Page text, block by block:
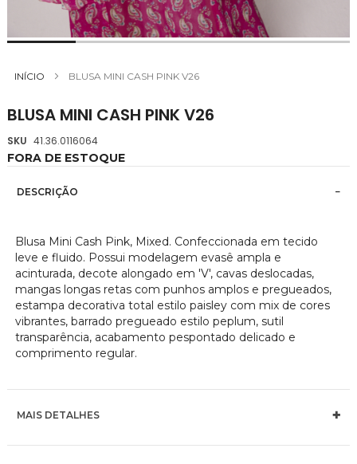
INÍCIO BLUSA MINI CASH PINK V26
BLUSA MINI CASH PINK V26
SKU 41.36.0116064
FORA DE ESTOQUE
DESCRIÇÃO
Blusa Mini Cash Pink, Mixed. Confeccionada em tecido
leve e fluido. Possui modelagem evasê ampla e
acinturada, decote alongado em 'V', cavas deslocadas,
mangas longas retas com punhos amplos e pregueados,
estampa decorativa total estilo paisley com mix de cores
vibrantes, barrado pregueado estilo peplum, sutil
transparência, acabamento pespontado delicado e
comprimento regular.
MAIS DETALHES
para
da
Galeria
de
imagens